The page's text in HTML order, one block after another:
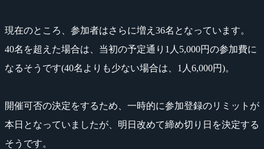
現在のところ、参加者はさらに増え36名となっています。
40名を超えた場合は、当初の予定通り1人5,000円の参加費に
なるそうです(40名よりも少ない場合は、1人6,000円)。
開催可否の決定をするため、一時的に参加登録のリミットが
本日となっていましたが、明日改めて締め切り日を決定する
そうです。